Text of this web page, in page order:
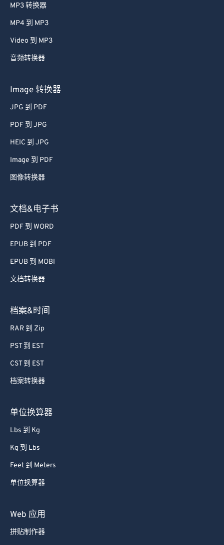
MP3 转换器
MP4 到 MP3
Video 到 MP3
音频转换器
Image 转换器
JPG 到 PDF
PDF 到 JPG
HEIC 到 JPG
Image 到 PDF
图像转换器
文档&电子书
PDF 到 WORD
EPUB 到 PDF
EPUB 到 MOBI
文档转换器
档案&时间
RAR 到 Zip
PST 到 EST
CST 到 EST
档案转换器
单位换算器
Lbs 到 Kg
Kg 到 Lbs
Feet 到 Meters
单位换算器
Web 应用
拼贴制作器